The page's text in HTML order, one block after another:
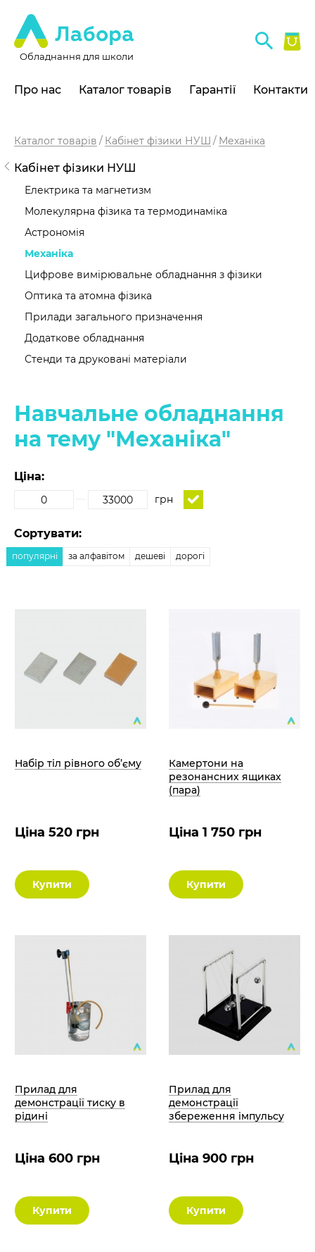
Обладнання для школи
Про нас Каталог товарів Гарантії Контакти
Каталог товарів Кабінет фізики НУШ Механіка
Кабінет фізики НУШ
Електрика та магнетизм
Молекулярна фізика та термодинаміка
Астрономія
Механіка
Цифрове вимірювальне обладнання з фізики
Оптика та атомна фізика
Прилади загального призначення
Додаткове обладнання
Стенди та друковані матеріали
Навчальне обладнання
на тему "Механіка"
Ціна:
грн
Сортувати:
популярні за алфавітом дешеві дорогі
Набір тіл рівного об’єму
Ціна 520 грн
Купити
Камертони на
резонансних ящиках
(пара)
Ціна 1 750 грн
Купити
Прилад для
демонстрації тиску в
рідині
Ціна 600 грн
Купити
Прилад для
демонстрації
збереження імпульсу
Ціна 900 грн
Купити